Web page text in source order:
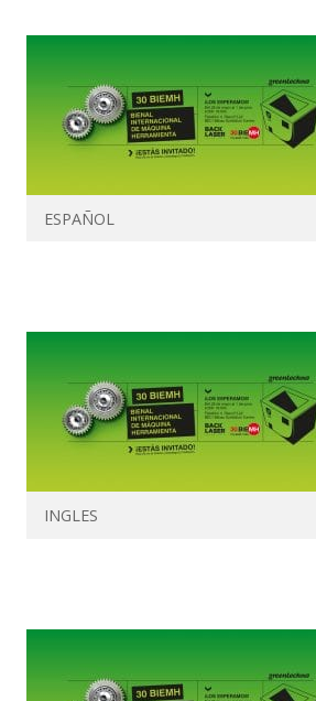
ESPAÑOL
INGLES